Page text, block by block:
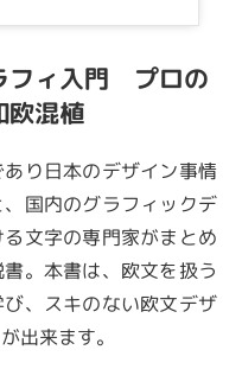
フィ入門 プロの
欧混植
り日本のデザイン事情
国内のグラフィックデ
文字の専門家がまとめ
。本書は、欧文を扱う
、スキのない欧文デザ
出来ます。